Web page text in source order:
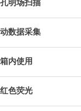
明场扫描
数据采集
箱内使用
红色荧光